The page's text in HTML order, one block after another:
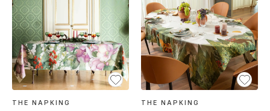
THE NAPKING THE NAPKING